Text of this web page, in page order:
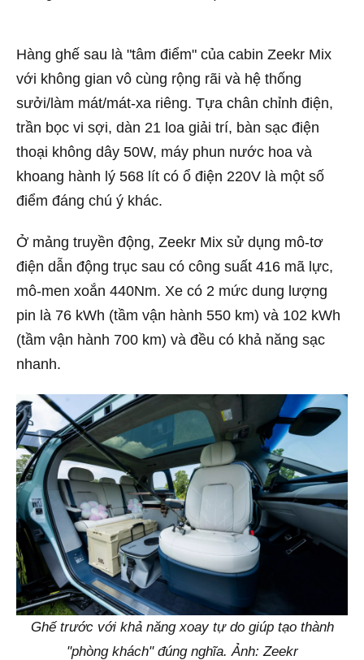
Hàng ghế sau là "tâm điểm" của cabin Zeekr Mix
với không gian vô cùng rộng rãi và hệ thống
sưởi/làm mát/mát-xa riêng. Tựa chân chỉnh điện,
trần bọc vi sợi, dàn 21 loa giải trí, bàn sạc điện
thoại không dây 50W, máy phun nước hoa và
khoang hành lý 568 lít có ổ điện 220V là một số
điểm đáng chú ý khác.
Ở mảng truyền động, Zeekr Mix sử dụng mô-tơ
điện dẫn động trục sau có công suất 416 mã lực,
mô-men xoắn 440Nm. Xe có 2 mức dung lượng
pin là 76 kWh (tầm vận hành 550 km) và 102 kWh
(tầm vận hành 700 km) và đều có khả năng sạc
nhanh.
Ghế trước với khả năng xoay tự do giúp tạo thành
"phòng khách" đúng nghĩa. Ảnh: Zeekr